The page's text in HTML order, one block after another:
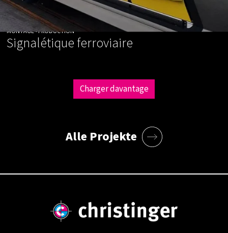
MONTAGE • PRODUCTION
Signalétique ferroviaire
Charger davantage
Alle Projekte